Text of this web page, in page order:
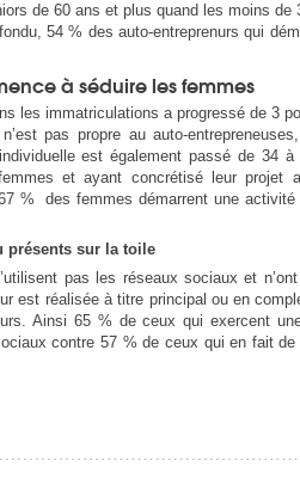
de 60 ans et plus quand les moins
54 % des auto-entreprenurs qui
à séduire les femmes
les immatriculations a progressé de 3
pas propre au auto-
est également passé de 34
et ayant concrétisé leur
% des femmes démarrent une activité
présents sur la toile
pas les réseaux sociaux et
est réalisée à titre principal ou en
Ainsi 65 % de ceux qui exercent
contre 57 % de ceux qui en fait